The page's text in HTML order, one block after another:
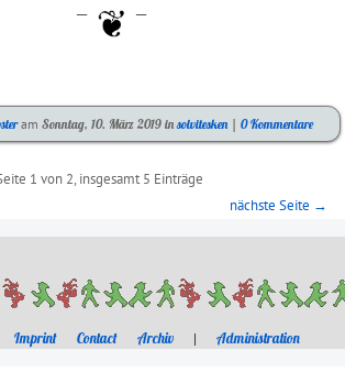
—
—
amSonntag, 10. März 2019 inKategorien:
solvitesken |0 Kommentare
1 von 2, insgesamt 5 Einträge
nächste Seite →
Imprint Contact Archiv | Administration